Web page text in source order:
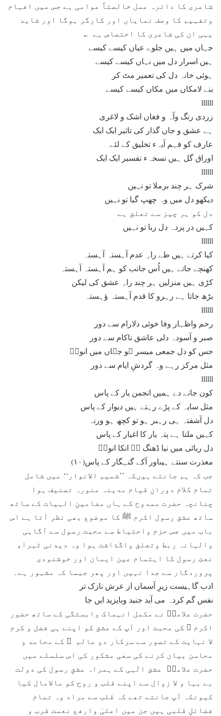
شاعری کا دائرہ عمل خالصتاً عوامی ہے جس میں افہام
وتفہیم کا وصف نمایاں اور کارگر ہوگا اور شاید
یہی ان کی شاعری کا اختصاص ہے ؎
جہاں میں ہیں جلوے عیاں کیسے کیسے
ہیں اسرار دل میں نہاں کیسے کیسے
ہوئی خانہ دل کی تعمیر مٹ کر
بنے لامکاں میں مکاں کیسے کیسے
llllll
زردی رنگ وآہ و فغاں اشک و لاغری
ہے عشق و جاں گذار کی تاثیر ایک ایک
عارف کو فہم آیہء تخلیق کے لئے
اوراق گل ہیں نسحہء تفسیر ایک ایک
llllll
شرک ہر چند برملا تو نہیں
دیکھو دل میں وہ چھپ گیا تو نہیں
دل کو ہر چیز سے تعلق ہے
کہیں در پردہ دل ربا تو نہیں
llllll
کیا کرتے ہیں طے راہِ عدم آہستہ آہستہ
کھنچے جاتے ہیں اُس جانب کو ہم آہستہ آہستہ
کڑی ہیں منزلیں ہر چند راہِ عشق کی لیکن
بڑھ جاتا ہے رہرو کا قدم آہستہ ؤہستہ
llllll
رحم واظہار وفا خوئی دلارام سے دور
صبر و آسودہ دلی عاشق ناکام سے دور
جس کو دل جمعی میسر ہو جہاں میں انورؔ
مثل مرکز رہے وہ گردشِ ایام سے دور
llllll
کون جانے دے ہمیں انجمن یار کے پاس
مثل سایہ کے پڑے رہتے ہیں دیوار کے پاس
دل آشفتہ ہی رہبر ہو تو کچھ ہو ورنہ
کہیں ملتا ہے پتہ یار کا اغیار کے پاس
دل ربائی میں نیا ڈھنگ ہے انکا انورؔ
معذرت سنتے ہیںاور آکے گنہگار کے پاس(۱۰)
جب کہ ہم جانتے ہیںکہ ’’شمیم الانوار‘‘ میں شامل
تمام کلام دورانِ قیام مدینہ منورہ تصنیف ہوا
چنانچہ حضرت ممدوح کے ہاں مضامینِ الہیات کے ساتھ
ساتھ عشق رسول اکرم ﷺ کا موضوع بھی نظر آتا ہے اس
باب میں جس حزم واحتیاط سے محبت رسول سے آگاہی
والہانہ ربط وتعلق واگذاشت ہوا وہ دیدنی ٹہرا،
نعتِ رسول کا اہتمام عین ایمان اور خوشنودی
پروردگار سے جدا نہیں اور پھر جیسا کہ مشہور ہے۔
ادب گاہیست زیرِ آسماں از عرش نازک تر
نفس گم کردہ می آید جنید وبایزید ایں جا
حضرت علامہؒ نے مکمل انہماک وابستگی کے ساتھ حضور
اکرم ﷺ کی محبت اور آپ کے عشق کو اپنے ہی فضل و کرم
لا نہایت کے تصور سے سرکار دو عالم ﷺ کے محامد و
محاسن بیان کرنے کی سعی مشکور کی اس سلسلے میں
حضرت علامہؒ عشق الٰہی کے ہمراہ عشقِ رسول کی دولت
بے بہا و لا زوال سے اپنے قلب و روح کو مالامال کیا
کیونکہ آپ جانتے تھے کہ قلب سے مراد وہ تمام
فضائلِ قلبی ہیں جن میں اعلیٰ وارفع نعمت قرب و